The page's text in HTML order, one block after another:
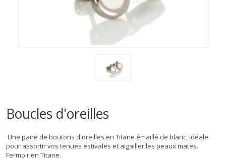
Boucles d'oreilles
Une paire de boutons d'oreilles en Titane émaillé de blanc, idéale
pour assortir vos tenues estivales et aigailler les peaux mates.
Fermoir en Titane.